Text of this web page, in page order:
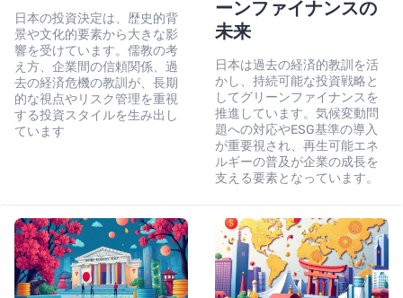
日本の投資決定は、歴史的背
景や文化的要素から大きな影
響を受けています。儒教の考
え方、企業間の信頼関係、過
去の経済危機の教訓が、長期
的な視点やリスク管理を重視
する投資スタイルを生み出し
ています
ーンファイナンスの
未来
日本は過去の経済的教訓を活
かし、持続可能な投資戦略と
してグリーンファイナンスを
推進しています。気候変動問
題への対応やESG基準の導入
が重要視され、再生可能エネ
ルギーの普及が企業の成長を
支える要素となっています。